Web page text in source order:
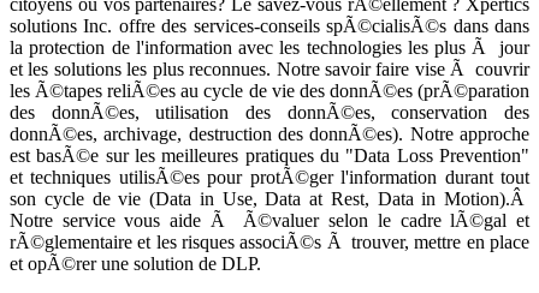
citoyens ou vos partenaires? Le savez-vous rÃ©ellement ? Xpertics
solutions Inc. offre des services-conseils spÃ©cialisÃ©s dans dans
la protection de l'information avec les technologies les plus Ã jour
et les solutions les plus reconnues. Notre savoir faire vise Ã couvrir
les Ã©tapes reliÃ©es au cycle de vie des donnÃ©es (prÃ©paration
des donnÃ©es, utilisation des donnÃ©es, conservation des
donnÃ©es, archivage, destruction des donnÃ©es). Notre approche
est basÃ©e sur les meilleures pratiques du "Data Loss Prevention"
et techniques utilisÃ©es pour protÃ©ger l'information durant tout
son cycle de vie (Data in Use, Data at Rest, Data in Motion).Â
Notre service vous aide Ã Ã©valuer selon le cadre lÃ©gal et
rÃ©glementaire et les risques associÃ©s Ã trouver, mettre en place
et opÃ©rer une solution de DLP.